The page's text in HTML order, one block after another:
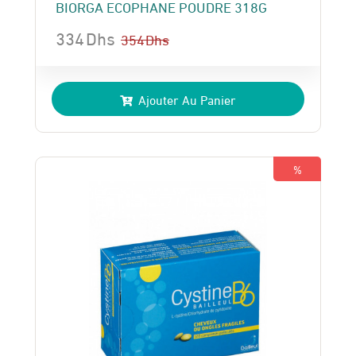
BIORGA ECOPHANE POUDRE 318G
354Dhs
prix
initial
était :
354 Dhs.
334Dhs
prix
actuel
est :
334 Dhs.
Ajouter Au Panier
%